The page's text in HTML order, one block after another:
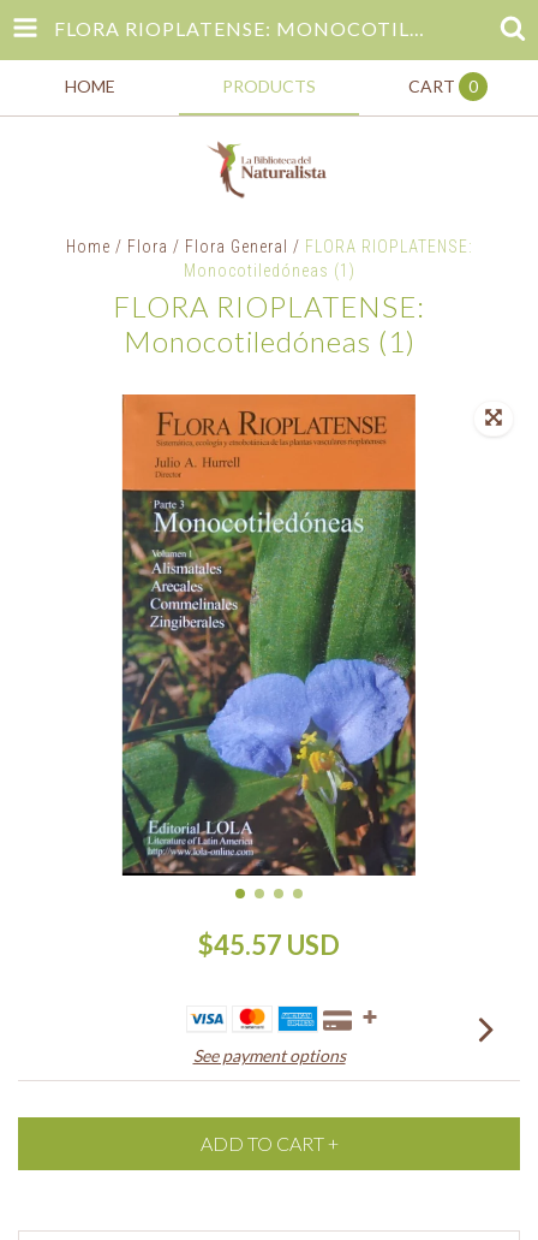
FLORA RIOPLATENSE: MONOCOTILEDÓNEAS (1)
HOME PRODUCTS CART 0
Home / Flora / Flora General / FLORA RIOPLATENSE:
Monocotiledóneas (1)
FLORA RIOPLATENSE:
Monocotiledóneas (1)
$45.57 USD
See payment options